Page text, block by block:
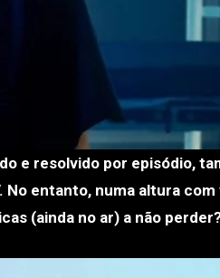
e resolvido por episódio,
No entanto, numa altura
(ainda no ar) a não